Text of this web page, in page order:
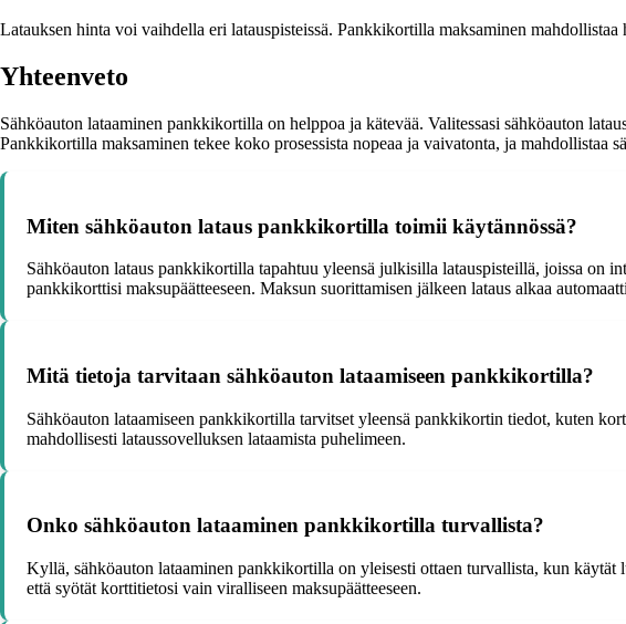
Latauksen hinta voi vaihdella eri latauspisteissä. Pankkikortilla maksaminen
Yhteenveto
Sähköauton lataaminen pankkikortilla on helppoa ja kätevää. Valitessasi sähköauton
Pankkikortilla maksaminen tekee koko prosessista nopeaa ja vaivatonta, ja mahdollistaa
Miten sähköauton lataus pankkikortilla toimii käytännössä?
Sähköauton lataus pankkikortilla tapahtuu yleensä julkisilla latauspisteillä, joissa on
pankkikorttisi maksupäätteeseen. Maksun suorittamisen jälkeen lataus alkaa
Mitä tietoja tarvitaan sähköauton lataamiseen pankkikortilla?
Sähköauton lataamiseen pankkikortilla tarvitset yleensä pankkikortin tiedot, kuten
mahdollisesti lataussovelluksen lataamista puhelimeen.
Onko sähköauton lataaminen pankkikortilla turvallista?
Kyllä, sähköauton lataaminen pankkikortilla on yleisesti ottaen turvallista, kun käytät
että syötät korttitietosi vain viralliseen maksupäätteeseen.